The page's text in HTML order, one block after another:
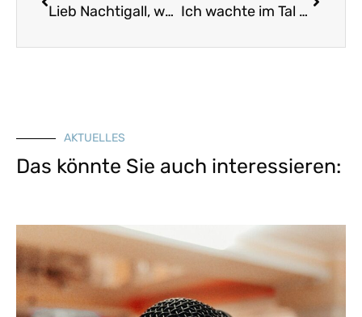
Lieb Nachtigall, wach auf Ich wachte im Tal auf unseren Triften
AKTUELLES
Das könnte Sie auch interessieren: